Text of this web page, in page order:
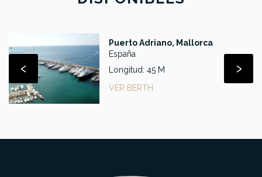
Puerto Adriano, Mallorca
España
Longitud: 45 M
VER BERTH
‹ ›